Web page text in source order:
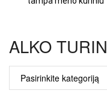
ALKO
TURINYS